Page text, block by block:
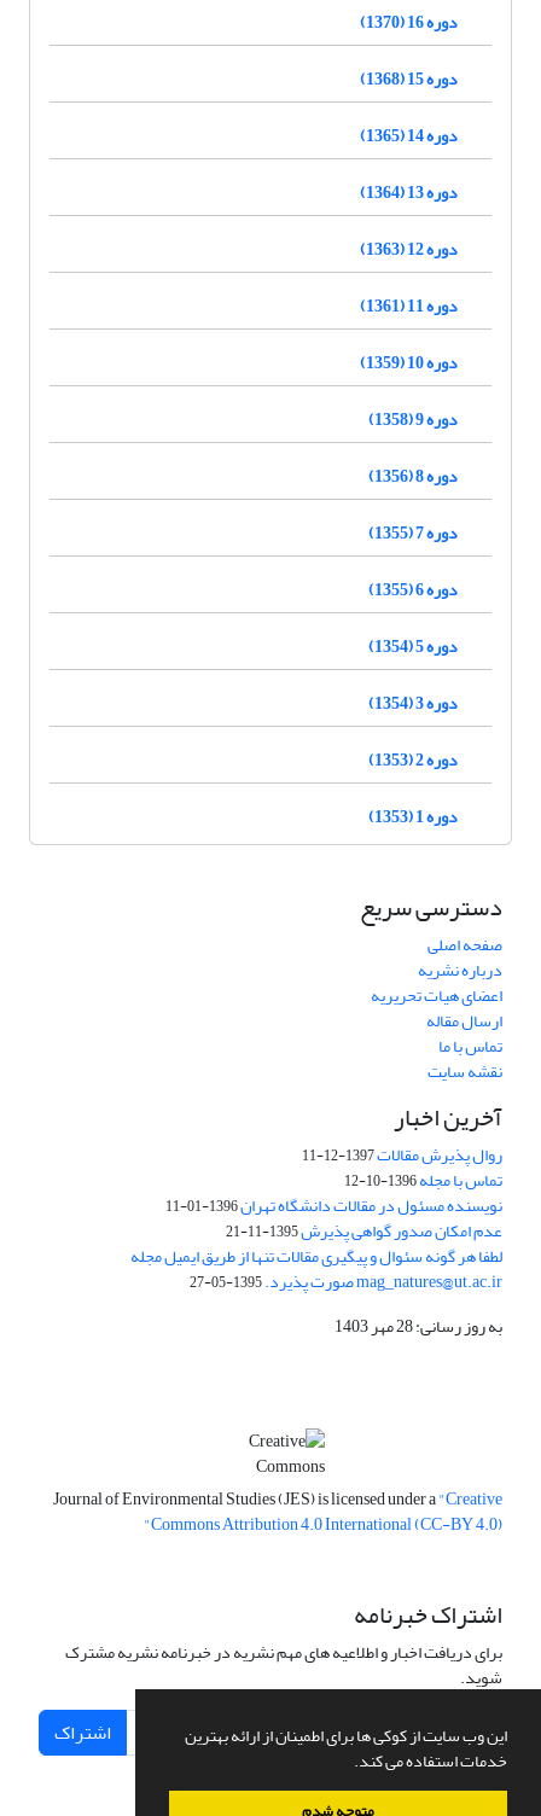
این وب سایت از کوکی ها برای اطمینان از ارائه بهترین
خدمات استفاده می کند.
دوره 16 (1370)
دوره 15 (1368)
دوره 14 (1365)
دوره 13 (1364)
دوره 12 (1363)
دوره 11 (1361)
دوره 10 (1359)
دوره 9 (1358)
دوره 8 (1356)
دوره 7 (1355)
دوره 6 (1355)
دوره 5 (1354)
دوره 3 (1354)
دوره 2 (1353)
دوره 1 (1353)
دسترسی سریع
صفحه اصلی
درباره نشریه
اعضای هیات تحریریه
ارسال مقاله
تماس با ما
نقشه سایت
آخرین اخبار
روال پذیرش مقالات1397-12-11
تماس با مجله1396-10-12
نویسنده مسئول در مقالات دانشگاه تهران1396-01-11
عدم امکان صدور گواهی پذیرش1395-11-21
لطفا هر گونه سئوال و پیگیری مقالات تنها از طریق ایمیل مجله
mag_natures@ut.ac.ir صورت پذیرد. 1395-05-27
به روز رسانی: 28 مهر 1403
Journal of Environmental Studies (JES) is licensed under a"Creative
Commons Attribution 4.0 International (CC-BY 4.0)"
اشتراک خبرنامه
برای دریافت اخبار و اطلاعیه های مهم نشریه در خبرنامه نشریه مشترک
شوید.
اشتراک